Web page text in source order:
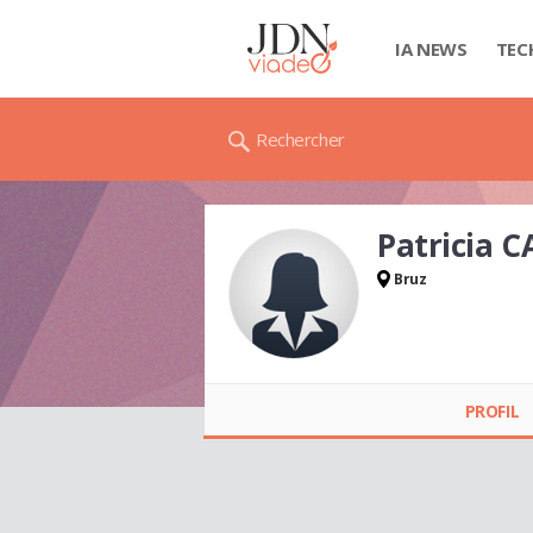
IA NEWS
Rechercher
Patricia
Bruz
PROFIL